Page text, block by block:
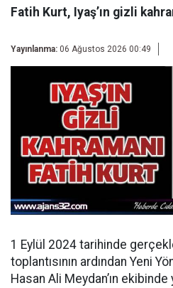
Fatih Kurt, Iyaş’ın gizli
Yayınlanma: 06 Ağustos 2026 00:49
1 Eylül 2024 tarihinde
toplantısının ardından Yeni
Hasan Ali Meydan’ın